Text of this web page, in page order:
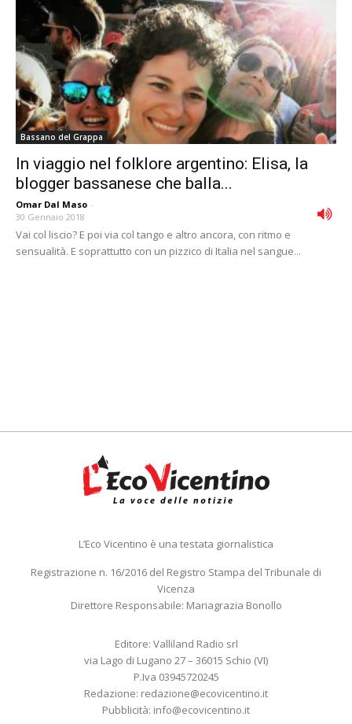
Bassano del Grappa
In viaggio nel folklore argentino: Elisa, la
blogger bassanese che balla...
Omar Dal Maso -
30 Gennaio 2018
Vai col liscio? E poi via col tango e altro ancora, con ritmo e
sensualità. E soprattutto con un pizzico di Italia nel sangue...
L’Eco Vicentino è una testata giornalistica
Registrazione n. 16/2016 del Registro Stampa del Tribunale di
Vicenza
Direttore Responsabile: Mariagrazia Bonollo
Editore: Valliland Radio srl
via Lago di Lugano 27 – 36015 Schio (VI)
P.Iva 03945720245
Redazione: redazione@ecovicentino.it
Pubblicità: info@ecovicentino.it